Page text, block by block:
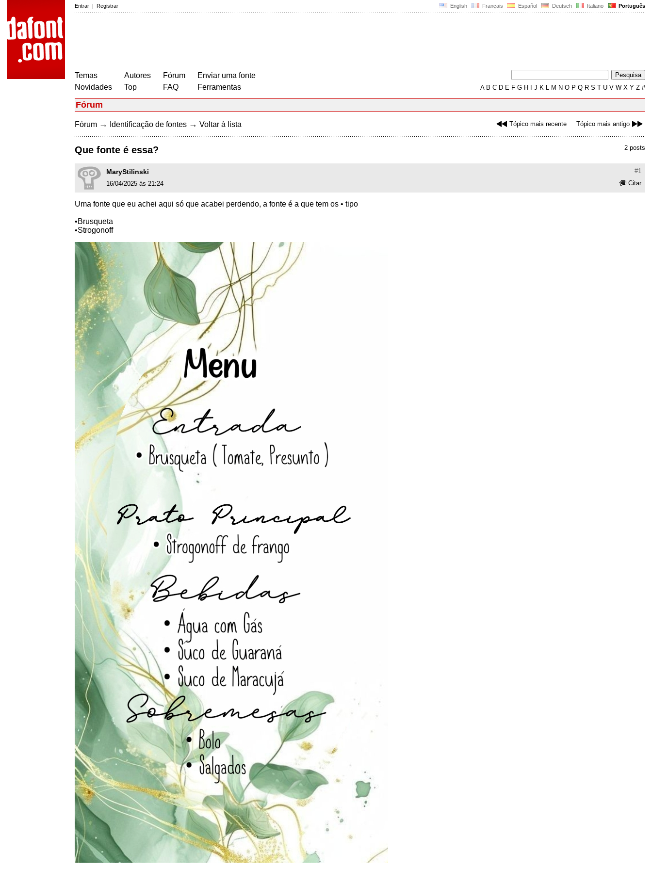
English Français Español Deutsch Italiano Português
Entrar | Registrar
Temas
Novidades
Autores
Top
Fórum
FAQ
Enviar uma fonte
Ferramentas
AB C D E F G H J K L M N O P Q R S T U V W X Y Z #
Fórum
Tópico mais recente Tópico mais antigo
Fórum → Identificação de fontes → Voltar à lista
2 posts
Que fonte é essa?
#1
MaryStilinski
Citar
16/04/2025 às 21:24
Uma fonte que eu achei aqui só que acabei perdendo, a fonte é a que tem os • tipo
•Brusqueta
•Strogonoff